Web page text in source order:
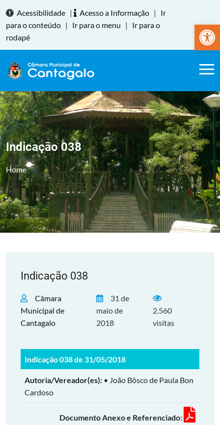
Abrir
Acessibilidade | Acesso a Informação |
Ir
para o conteúdo | Ir para o menu |
Ir para o
rodapé
Indicação 038
Home
Indicação 038
Câmara
Municipal de
Cantagalo
31 de
maio de
2018
2.560
visitas
Indicação 038 de 31/05/2018
Autoria/Vereador(es): • João Bôsco de Paula Bon
Cardoso
Documento Anexo e Referenciado: